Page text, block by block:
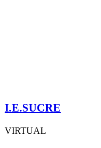
I.E.SUCRE
VIRTUAL